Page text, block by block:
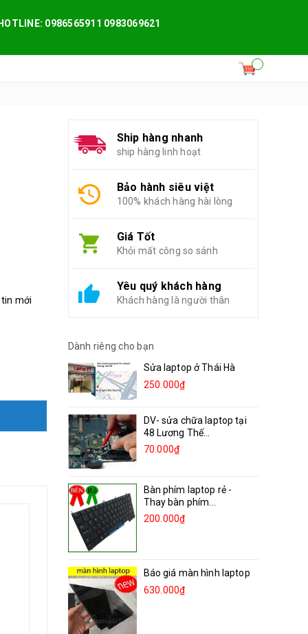
0986565911 0983069621
mới
Ship hàng nhanh
ship hàng linh hoạt
Bảo hành siêu việt
100% khách hàng hài lòng
Giá Tốt
Khỏi mất công so sánh
Yêu quý khách hàng
Khách hàng là người thân
Dành riêng cho bạn
Sửa laptop ở Thái Hà
250.000₫
DV- sửa chữa laptop tại
48 Lương Thế...
70.000₫
Bàn phím laptop rẻ -
Thay bàn phím...
200.000₫
Báo giá màn hình laptop
630.000₫